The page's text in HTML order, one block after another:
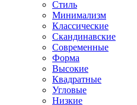
Стиль
Минимализм
Классические
Скандинавские
Современные
Форма
Высокие
Квадратные
Угловые
Низкие